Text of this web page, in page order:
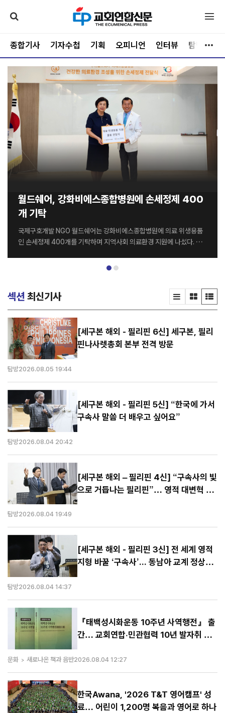
종합기사 기자수첩 기획 오피니언 인터뷰 탐방
월드쉐어, 강화비에스종합병원에 손세정제 400
개 기탁
국제구호개발 NGO 월드쉐어는 강화비에스종합병원에 의료 위생용품
인 손세정제 400개를 기탁하며 지역사회 의료환경 지원에 나섰다. 전
쉐어 최순자 이사장과 강화비에스종합병원 김종영 병원장을 비롯한 양
이번 나눔을 계기로 지역사회를 위한 다양한 사회공헌 활동을 지속적으
로 이어갈 계획이다. 강화비에스종합병원 김종영 병원장은 “병원을 이
용하는 환자와 의료진 모두에게 큰 도움을 주신 월드쉐어에 감사드린다.
특히 감염병 예방의 중요성이 더욱 커진 요즘, 이번 기탁이 병원 위생 관
리에 실질적인 도움이 될 것으로 기대한다”고 말했다. 한편 월드쉐어는
전 세계 20여 개국에서 그룹홈, 해외아동결연, 교...
섹션 최신기사
[세구본 해외 - 필리핀 6신] 세구본, 필리
핀나사렛총회 본부 전격 방문
탐방2026.08.05 19:44
[세구본 해외 - 필리핀 5신] “한국에 가서
구속사 말씀 더 배우고 싶어요”
탐방2026.08.04 20:42
[세구본 해외 – 필리핀 4신] “구속사의 빛
으로 거듭나는 필리핀”… 영적 대변혁 선
탐방2026.08.04 19:49
[세구본 해외 - 필리핀 3신] 전 세계 영적
지형 바꿀 ‘구속사’... 동남아 교계 정상도
탐방2026.08.04 14:37
『태백성시화운동 10주년 사역행전』 출
간… 교회연합·민관협력 10년 발자취 담
문화 새로나온 책과 음반2026.08.04 12:27
한국Awana, '2026 T&T 영어캠프' 성
료… 어린이 1,200명 복음과 영어로 하나